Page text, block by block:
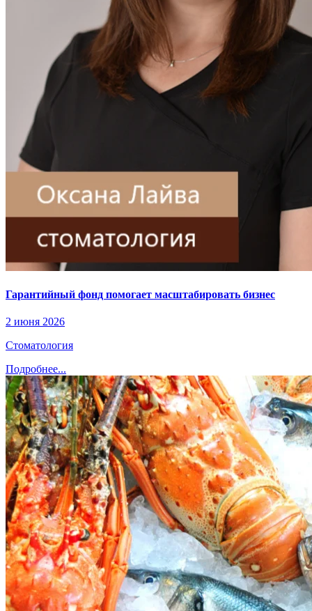
Гарантийный фонд помогает масштабировать бизнес
2 июня 2026
Стоматология
Подробнее...